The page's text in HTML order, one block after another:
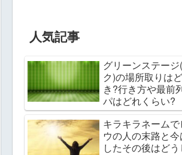
人気記事
グリーンステー
ク)の場所取りは
き?行き方や最前
パはどれくらい?
キラキラネーム
ウの人の末路と
したその後はどう